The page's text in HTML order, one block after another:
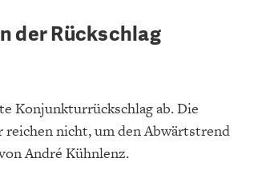
der Rückschlag
Konjunkturrückschlag ab. Die
nicht, um den Abwärtstrend
André Kühnlenz.